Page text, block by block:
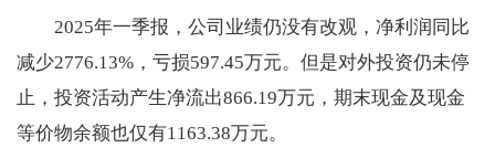
2025年一季报，公司业绩仍没有改观，净利润同比
减少2776.13%，亏损597.45万元。但是对外投资仍未停
止，投资活动产生净流出866.19万元，期末现金及现金
等价物余额也仅有1163.38万元。